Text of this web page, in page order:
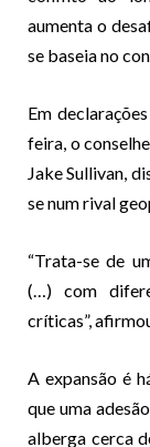
aumenta o
se baseia no
Em
feira, o
Jake Sullivan,
se num rival
“Trata-se de
(…) com
críticas”,
A expansão é
que uma
alberga cerca